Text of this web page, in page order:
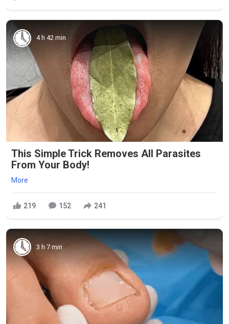
4 h 42 min
This Simple Trick Removes All Parasites
From Your Body!
More
219 152 241
3 h 7 min